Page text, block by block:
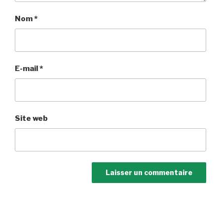
Nom*
E-mail *
Site web